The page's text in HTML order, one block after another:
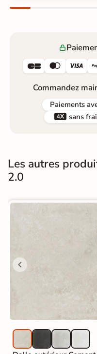
  
Commandez
Paiements
 sans
Les autres
2.0